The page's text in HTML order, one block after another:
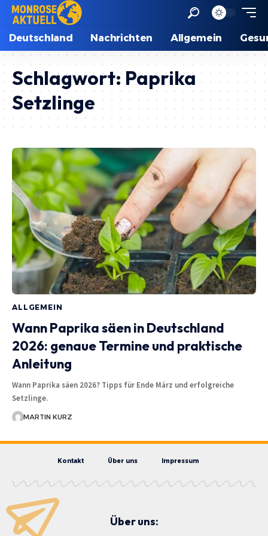
Deutschland Nachrichten Allgemein
Schlagwort: Paprika
Setzlinge
ALLGEMEIN
Wann Paprika säen in Deutschland
2026: genaue Termine und praktische
Anleitung
Wann Paprika säen 2026? Tipps für Ende März und erfolgreiche
Setzlinge.
MARTIN KURZ
Kontakt Über uns Impressum
Über uns: